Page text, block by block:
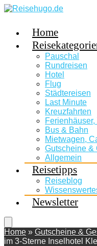
Home
Pauschal
Rundreisen
Hotel
Flug
Städtereisen
Last Minute
Kreuzfahrten
Bus & Bahn
Mietwagen,
Gutscheine &
Allgemein
Reisetipps
Reiseblog
Newsletter
Home » Gutscheine &
im 3-Sterne Inselhotel